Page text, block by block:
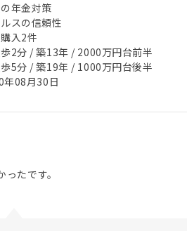
年金対策
スの信頼性
入2件
2分 / 築13年 / 2000万円台前半
5分 / 築19年 / 1000万円台後半
年08月30日
たです。